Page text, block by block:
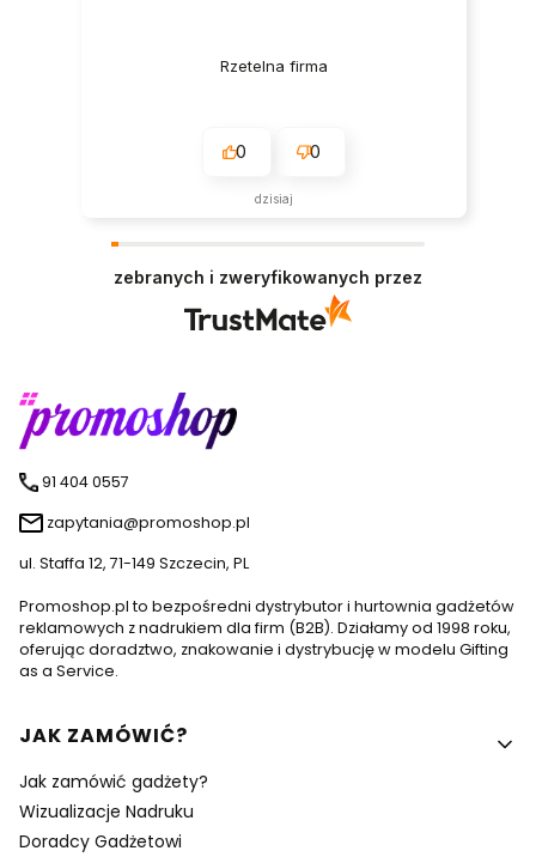
Rzetelna firma
0 0
dzisiaj
zebranych i zweryfikowanych przez
91 404 0557
zapytania@promoshop.pl
ul. Staffa 12, 71-149 Szczecin, PL
Promoshop.pl to bezpośredni dystrybutor i hurtownia gadżetów
reklamowych z nadrukiem dla firm (B2B). Działamy od 1998 roku,
oferując doradztwo, znakowanie i dystrybucję w modelu Gifting
as a Service.
Linki w stopce
JAK ZAMÓWIĆ?
Jak zamówić gadżety?
Wizualizacje Nadruku
Doradcy Gadżetowi